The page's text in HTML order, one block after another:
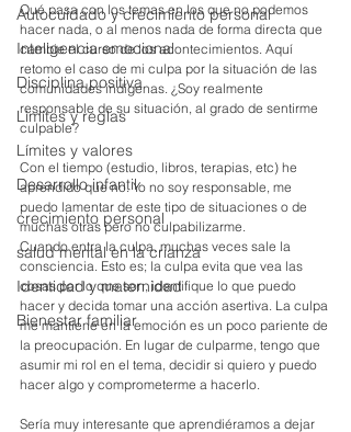
Autocuidado y crecimiento personal
Inteligencia emocional
Disciplina positiva
Limites y reglas
Límites y valores
Desarrollo infantil
crecimiento personal
salud mental en la crianza
Identidad y maternidad
Bienestar familiar
Qué pasa con los temas en los que no podemos
hacer nada, o al menos nada de forma directa que
cambie el curso de los acontecimientos. Aquí
retomo el caso de mi culpa por la situación de las
comunidades indígenas. ¿Soy realmente
responsable de su situación, al grado de sentirme
culpable?
Con el tiempo (estudio, libros, terapias, etc) he
aprendido que no. Yo no soy responsable, me
puedo lamentar de este tipo de situaciones o de
muchas otras pero no culpabilizarme.
Cuando entra la culpa, muchas veces sale la
consciencia. Esto es; la culpa evita que vea las
cosas por lo que son, identifique lo que puedo
hacer y decida tomar una acción asertiva. La culpa
me mantiene en la emoción es un poco pariente de
la preocupación. En lugar de culparme, tengo que
asumir mi rol en el tema, decidir si quiero y puedo
hacer algo y comprometerme a hacerlo.
Sería muy interesante que aprendiéramos a dejar